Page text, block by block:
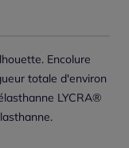
Encolure
totale d'environ
LYCRA®